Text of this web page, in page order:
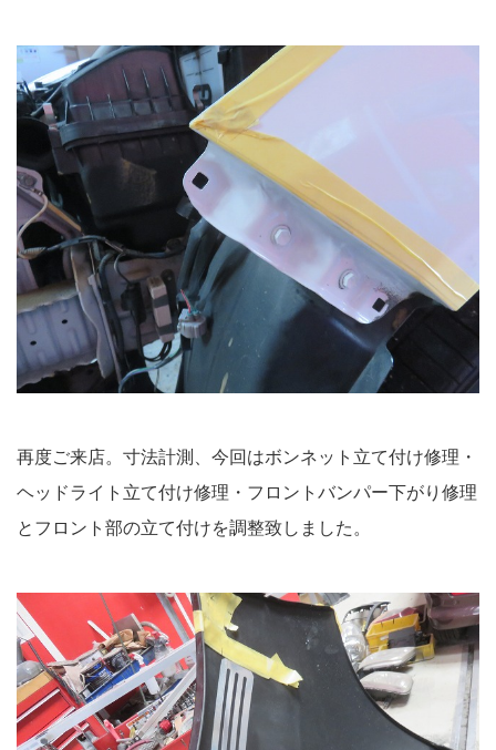
再度ご来店。寸法計測、今回はボンネット立て付け修理・
ヘッドライト立て付け修理・フロントバンパー下がり修理
とフロント部の立て付けを調整致しました。